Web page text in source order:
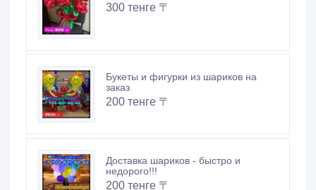
300 тенге 〒
Букеты и фигурки из шариков на
заказ
200 тенге 〒
Доставка шариков - быстро и
недорого!!!
200 тенге 〒